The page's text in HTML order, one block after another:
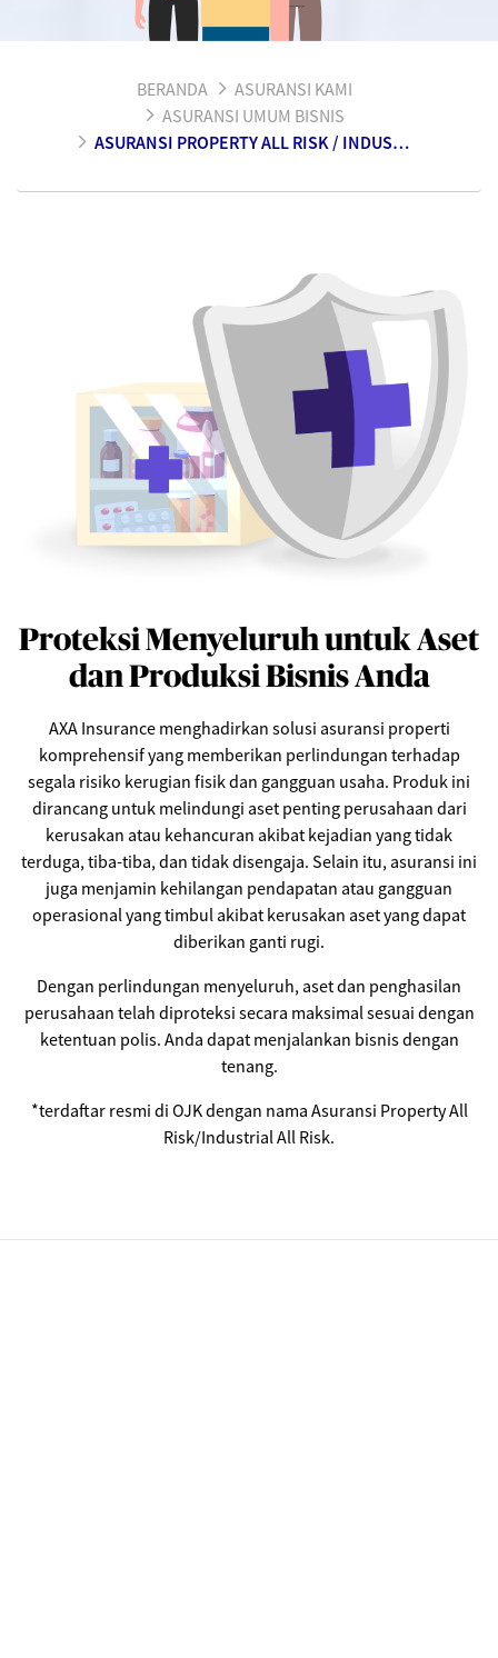
BERANDA
ASURANSI KAMI
ASURANSI UMUM BISNIS
ASURANSI PROPERTY ALL RISK / INDUSTRIAL ALL RISK
Proteksi Menyeluruh untuk Aset
dan Produksi Bisnis Anda
AXA Insurance menghadirkan solusi asuransi properti
komprehensif yang memberikan perlindungan terhadap
segala risiko kerugian fisik dan gangguan usaha. Produk ini
dirancang untuk melindungi aset penting perusahaan dari
kerusakan atau kehancuran akibat kejadian yang tidak
terduga, tiba-tiba, dan tidak disengaja. Selain itu, asuransi ini
juga menjamin kehilangan pendapatan atau gangguan
operasional yang timbul akibat kerusakan aset yang dapat
diberikan ganti rugi.
Dengan perlindungan menyeluruh, aset dan penghasilan
perusahaan telah diproteksi secara maksimal sesuai dengan
ketentuan polis. Anda dapat menjalankan bisnis dengan
tenang.
*terdaftar resmi di OJK dengan nama Asuransi Property All
Risk/Industrial All Risk.